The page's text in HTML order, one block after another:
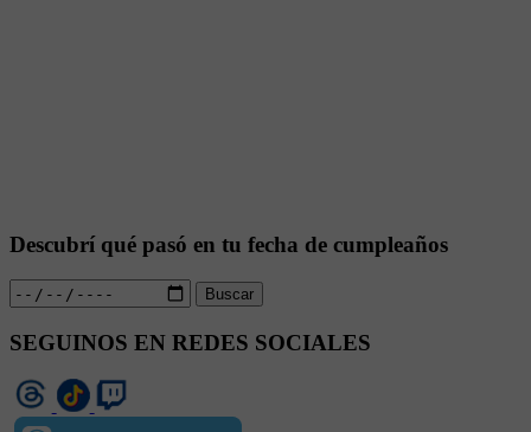
Descubrí qué pasó en tu fecha de cumpleaños
Buscar
SEGUINOS EN REDES SOCIALES